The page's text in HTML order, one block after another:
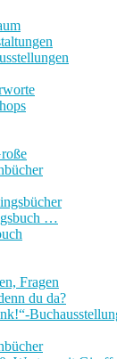
…
Fragen
du da?